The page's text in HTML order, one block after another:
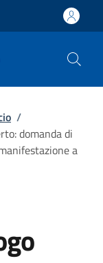
/
domanda di
a